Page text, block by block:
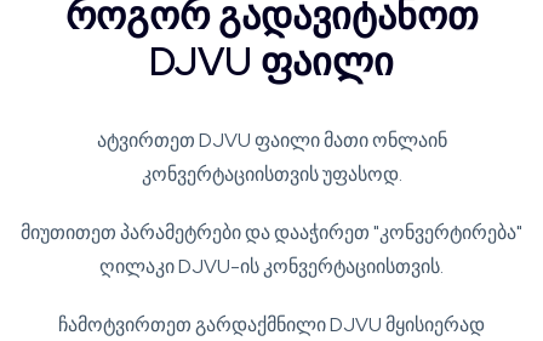
როგორ გადავიტანოთ
DJVU ფაილი
ატვირთეთ DJVU ფაილი მათი ონლაინ
კონვერტაციისთვის უფასოდ.
მიუთითეთ პარამეტრები და დააჭირეთ "კონვერტირება"
ღილაკი DJVU-ის კონვერტაციისთვის.
ჩამოტვირთეთ გარდაქმნილი DJVU მყისიერად